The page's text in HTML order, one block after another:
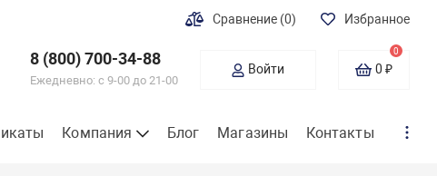
Сравнение (0) Избранное
8 (800) 700-34-88
Ежедневно: с 9-00 до 21-00
Войти 0 ₽
0
Компания Блог Магазины Контакты